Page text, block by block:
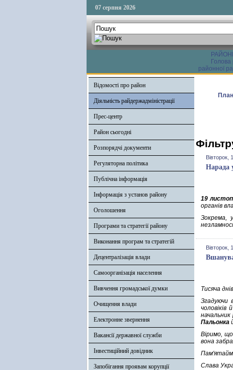
07 серпня 2026
Голова
районної
Відомості про район
Діяльність райдержадміністрації
Прес-центр
Район сьогодні
Розпорядчі документи
Регуляторна політика
Публічна інформація
Інформація з установ району
Оголошення
Програми та стратегії району
Виконання програм та стратегій
Децентралізація влади
Самоорганізація населення
Вивчення громадської думки
Очищення влади
Електронне звернення
Вакансії державної служби
Інвестиційний довідник
Запобігання проявам корупції
Вівторок,
Нарада
19
органів
Зокрема,
Вівторок,
Тисяча
Згадуючи
чоловіків
начальник
Пальонка
Віримо,
вона
Слава